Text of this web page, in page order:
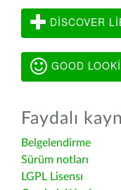
DISCOVER
GOOD
Faydalı
Belgelendirme
Sürüm notları
LGPL Lisensı